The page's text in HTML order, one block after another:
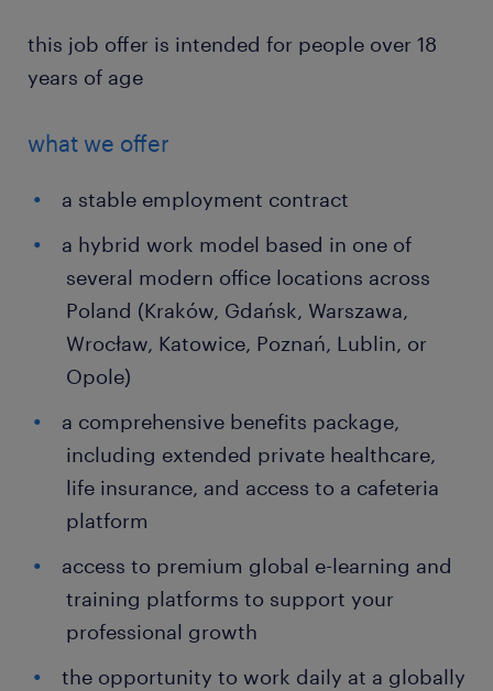
this job offer is intended for people over 18
years of age
what we offer
a stable employment contract
a hybrid work model based in one of
several modern office locations across
Poland (Kraków, Gdańsk, Warszawa,
Wrocław, Katowice, Poznań, Lublin, or
Opole)
a comprehensive benefits package,
including extended private healthcare,
life insurance, and access to a cafeteria
platform
access to premium global e-learning and
training platforms to support your
professional growth
the opportunity to work daily at a globally